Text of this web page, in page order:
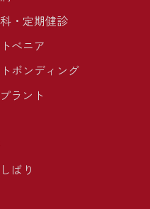
・定期健診
べニア
ボンディング
ラント
ばり